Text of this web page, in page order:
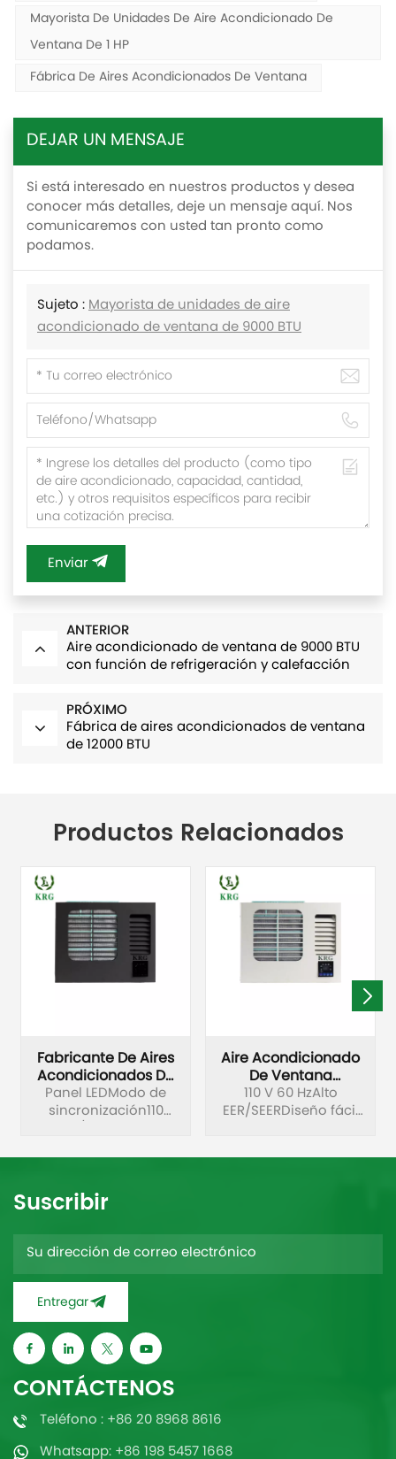
Mayorista De Unidades De Aire Acondicionado De
Ventana De 1 HP
Fábrica De Aires Acondicionados De Ventana
DEJAR UN MENSAJE
Si está interesado en nuestros productos y desea
conocer más detalles, deje un mensaje aquí. Nos
comunicaremos con usted tan pronto como
podamos.
Sujeto :Mayorista de unidades de aire
acondicionado de ventana de 9000 BTU
Enviar
ANTERIOR
Aire acondicionado de ventana de 9000 BTU
con función de refrigeración y calefacción
PRÓXIMO
Fábrica de aires acondicionados de ventana
de 12000 BTU
Productos Relacionados
Fabricante De Aires
Acondicionados De
Ventana De Color
Negro
Panel LEDModo de
sincronización110
independienteAutodiagnóstico
Aire Acondicionado
De Ventana
Personalizado De 110
V Y 60 Hz Para El
110 V 60 HzAlto
EER/SEERDiseño fácil
automáticoGabinete
Suscribir
Entregar
CONTÁCTENOS
Teléfono : +86 20 8968 8616
Whatsapp: +86 198 5457 1668